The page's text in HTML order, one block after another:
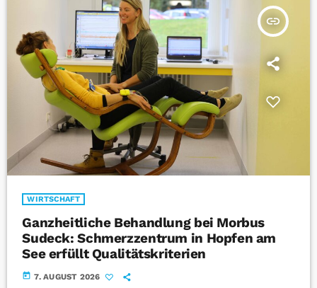
insert_link
WIRTSCHAFT
Ganzheitliche Behandlung bei Morbus
Sudeck: Schmerzzentrum in Hopfen am
See erfüllt Qualitätskriterien
today 7. AUGUST 2026